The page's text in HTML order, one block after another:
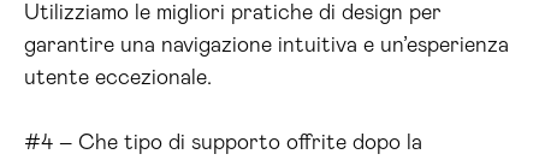
Utilizziamo le migliori pratiche di design per
garantire una navigazione intuitiva e un’esperienza
utente eccezionale.
#4 – Che tipo di supporto offrite dopo la